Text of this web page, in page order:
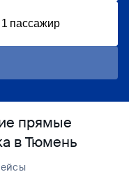
1 пассажир
прямые
в Тюмень